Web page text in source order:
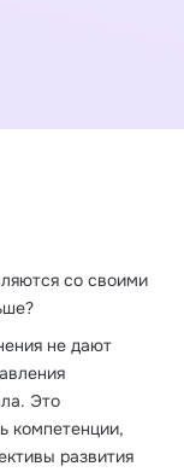
со своими
не дают
Это
компетенции,
развития